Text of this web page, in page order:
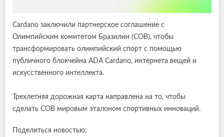
Cardano заключили партнерское соглашение с
Олимпийским комитетом Бразилии (COB), чтобы
трансформировать олимпийский спорт с помощью
публичного блокчейна ADA Cardano, интернета вещей и
искусственного интеллекта.
Трехлетняя дорожная карта направлена на то, чтобы
сделать COB мировым эталоном спортивных инноваций.
Поделиться новостью: